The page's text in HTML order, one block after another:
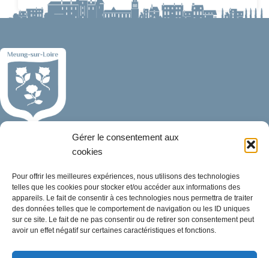
Gérer le consentement aux
cookies
Pour offrir les meilleures expériences, nous utilisons des technologies
telles que les cookies pour stocker et/ou accéder aux informations des
appareils. Le fait de consentir à ces technologies nous permettra de traiter
des données telles que le comportement de navigation ou les ID uniques
sur ce site. Le fait de ne pas consentir ou de retirer son consentement peut
avoir un effet négatif sur certaines caractéristiques et fonctions.
Mairie de Meung-sur-Loire
45130 Meung-sur-Loire
02 38 46 94 94
mairie@meung-sur-loire.com